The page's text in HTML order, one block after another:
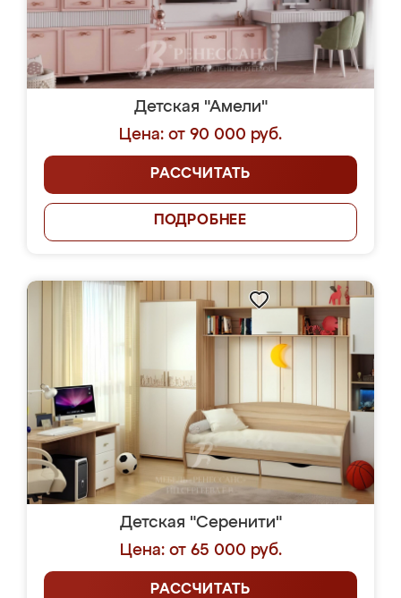
Детская "Амели"
Цена: от 90 000 руб.
РАССЧИТАТЬ
ПОДРОБНЕЕ
Детская "Серенити"
Цена: от 65 000 руб.
РАССЧИТАТЬ